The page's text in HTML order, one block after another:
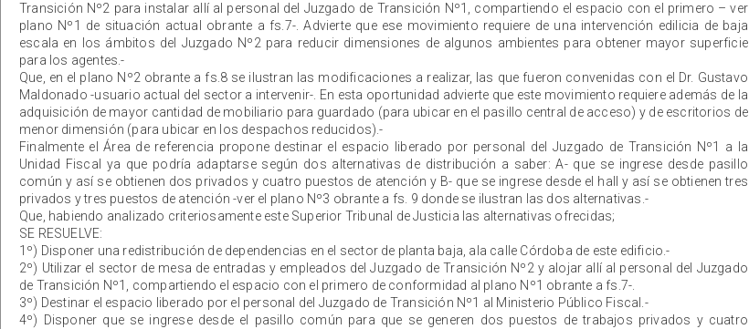
Transición Nº2 para instalar allí al personal del Juzgado de Transición Nº1, compartiendo el espacio con el primero – ver
plano Nº1 de situación actual obrante a fs.7-. Advierte que ese movimiento requiere de una intervención edilicia de baja
escala en los ámbitos del Juzgado Nº2 para reducir dimensiones de algunos ambientes para obtener mayor superficie
para los agentes.-
Que, en el plano Nº2 obrante a fs.8 se ilustran las modificaciones a realizar, las que fueron convenidas con el Dr. Gustavo
Maldonado -usuario actual del sector a intervenir-. En esta oportunidad advierte que este movimiento requiere además de la
adquisición de mayor cantidad de mobiliario para guardado (para ubicar en el pasillo central de acceso) y de escritorios de
menor dimensión (para ubicar en los despachos reducidos).-
Finalmente el Área de referencia propone destinar el espacio liberado por personal del Juzgado de Transición Nº1 a la
Unidad Fiscal ya que podría adaptarse según dos alternativas de distribución a saber: A- que se ingrese desde pasillo
común y así se obtienen dos privados y cuatro puestos de atención y B- que se ingrese desde el hall y así se obtienen tres
privados y tres puestos de atención -ver el plano Nº3 obrante a fs. 9 donde se ilustran las dos alternativas.-
Que, habiendo analizado criteriosamente este Superior Tribunal de Justicia las alternativas ofrecidas;
SE RESUELVE:
1º) Disponer una redistribución de dependencias en el sector de planta baja, ala calle Córdoba de este edificio.-
2º) Utilizar el sector de mesa de entradas y empleados del Juzgado de Transición Nº2 y alojar allí al personal del Juzgado
de Transición Nº1, compartiendo el espacio con el primero de conformidad al plano Nº1 obrante a fs.7-.
3º) Destinar el espacio liberado por el personal del Juzgado de Transición Nº1 al Ministerio Público Fiscal.-
4º) Disponer que se ingrese desde el pasillo común para que se generen dos puestos de trabajos privados y cuatro